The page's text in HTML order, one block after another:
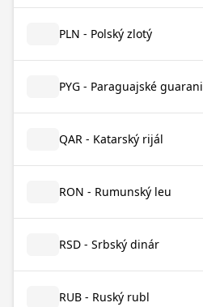
PLN - Polský zlotý
PYG - Paraguajské guarani
QAR - Katarský rijál
RON - Rumunský leu
RSD - Srbský dinár
RUB - Ruský rubl